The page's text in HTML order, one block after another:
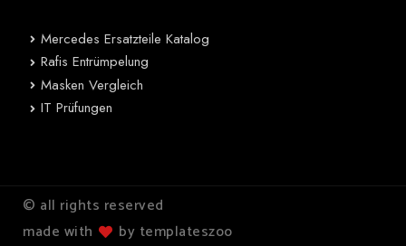
Mercedes Ersatzteile Katalog
Rafis Entrümpelung
Masken Vergleich
IT Prüfungen
© all rights reserved
made with
by templateszoo